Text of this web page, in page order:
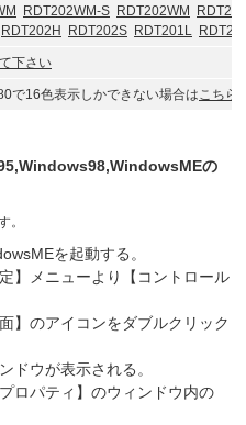
RDT202WM-S RDT202WM
RDT202H RDT202S RDT201L
下さい
で16色表示しかできない場合はこちら
の
。
を起動する。
】メニューより【コントロール
】のアイコンをダブルクリック
ウが表示される。
ロパティ】のウィンドウ内の